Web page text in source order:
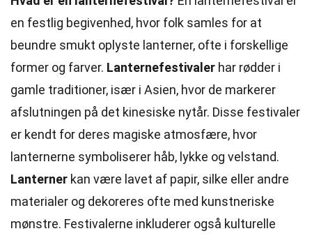
en festlig begivenhed, hvor folk samles for at
beundre smukt oplyste lanterner, ofte i forskellige
former og farver. Lanternefestivaler har rødder i
gamle traditioner, især i Asien, hvor de markerer
afslutningen på det kinesiske nytår. Disse festivaler
er kendt for deres magiske atmosfære, hvor
lanternerne symboliserer håb, lykke og velstand.
Lanterner kan være lavet af papir, silke eller andre
materialer og dekoreres ofte med kunstneriske
mønstre. Festivalerne inkluderer også kulturelle